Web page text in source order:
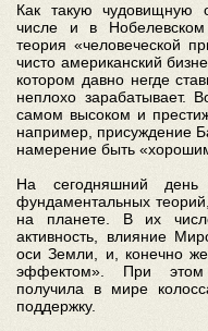
Как такую чудовищную
числе и в Нобелевском
теория «человеческой
чисто американский
котором давно негде
неплохо зарабатывает.
самом высоком и
например, присуждение
намерение быть
На сегодняшний
фундаментальных
на планете. В их
активность, влияние
оси Земли, и, конечно
эффектом». При этом
получила в мире
поддержку.